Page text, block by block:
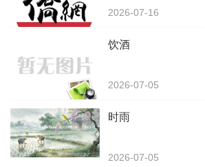
2026-07-16
饮酒
2026-07-05
时雨
2026-07-05